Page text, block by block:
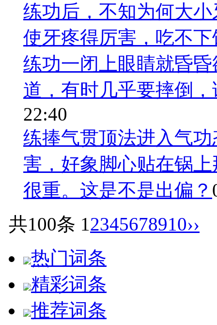
练功后，不知为何大
使牙疼得厉害，吃不
练功一闭上眼睛就昏
道，有时几乎要摔倒
22:40
练捧气贯顶法进入气
害，好象脚心贴在锅
很重。这是不是出偏？
共100条 12345678910››
热门词条
精彩词条
推荐词条